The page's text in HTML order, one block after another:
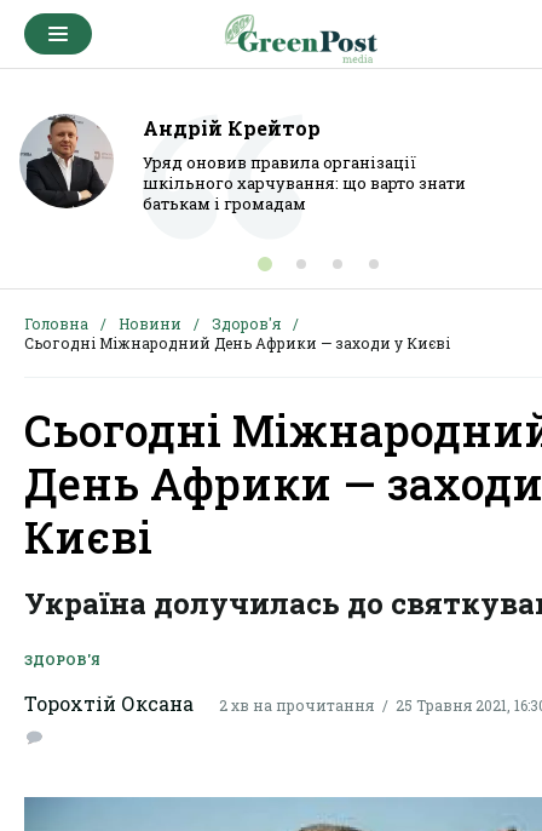
Андрій Крейтор
Уряд оновив правила організації
шкільного харчування: що варто знати
батькам і громадам
Головна Новини
Здоров'я
Сьогодні Міжнародний День Африки — заходи у Києві
Сьогодні
День Африки —
Києві
Україна долучилась до
ЗДОРОВ'Я
Торохтій Оксана 2 хв на прочитання 25 Травня 2021,